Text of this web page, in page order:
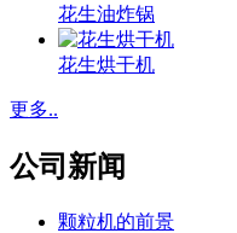
花生油炸锅
花生烘干机
更多..
公司新闻
颗粒机的前景